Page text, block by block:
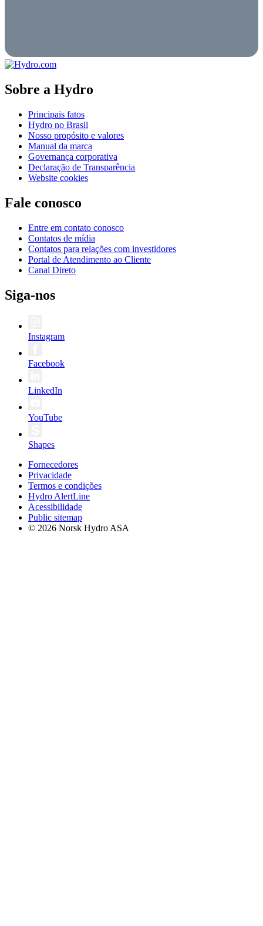
Sobre a Hydro
Principais fatos
Hydro no Brasil
Nosso propósito e valores
Manual da marca
Governança corporativa
Declaração de Transparência
Website cookies
Fale conosco
Entre em contato conosco
Contatos de mídia
Contatos para relações com investidores
Portal de Atendimento ao Cliente
Canal Direto
Siga-nos
Instagram
Facebook
LinkedIn
YouTube
Shapes
Fornecedores
Privacidade
Termos e condições
Hydro AlertLine
Acessibilidade
Public sitemap
© 2026 Norsk Hydro ASA